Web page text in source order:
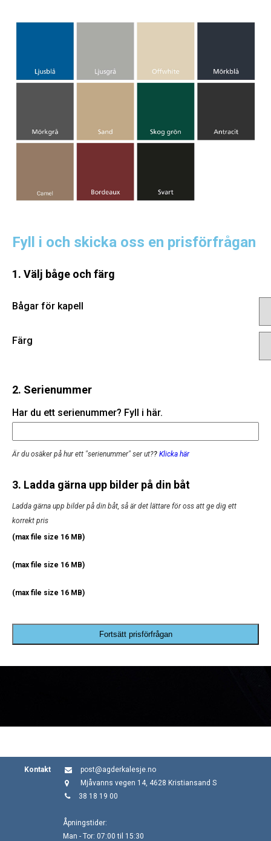
Fyll i och skicka oss en prisförfrågan
1. Välj båge och färg
Bågar för kapell
Färg
2. Serienummer
Har du ett serienummer? Fyll i här.
Är du osäker på hur ett "serienummer" ser ut?? Klicka här
3. Ladda gärna upp bilder på din båt
Ladda gärna upp bilder på din båt, så är det lättare för oss att ge dig ett
korrekt pris
(max file size 16 MB)
(max file size 16 MB)
(max file size 16 MB)
Fortsätt prisförfrågan
Kontakt
post@agderkalesje.no
Mjåvanns vegen 14, 4628 Kristiansand S
38 18 19 00
Åpningstider:
Man - Tor: 07:00 til 15:30